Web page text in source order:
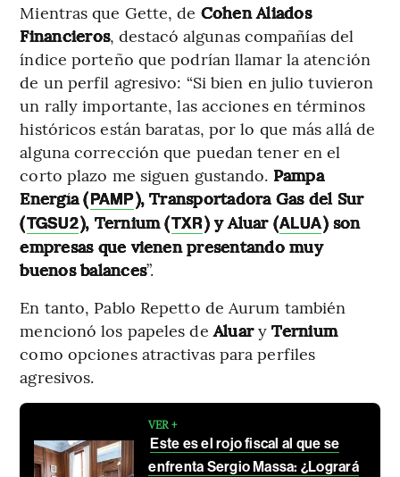
Mientras que Gette, de Cohen Aliados
Financieros, destacó algunas compañías del
índice porteño que podrían llamar la atención
de un perfil agresivo: “Si bien en julio tuvieron
un rally importante, las acciones en términos
históricos están baratas, por lo que más allá de
alguna corrección que puedan tener en el
corto plazo me siguen gustando. Pampa
Energía (PAMP), Transportadora Gas del Sur
(TGSU2), Ternium (TXR) y Aluar (ALUA) son
empresas que vienen presentando muy
buenos balances”.
En tanto, Pablo Repetto de Aurum también
mencionó los papeles deAluaryTernium
como opciones atractivas para perfiles
agresivos.
VER +
Este es el rojo fiscal al que se
enfrenta Sergio Massa: ¿Logrará